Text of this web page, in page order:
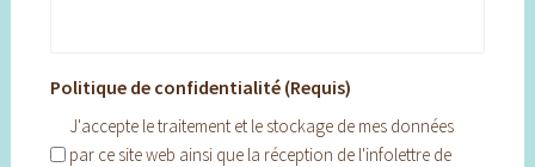
Politique de confidentialité (Requis)
J'accepte le traitement et le stockage de mes données
par ce site web ainsi que la réception de l'infolettre de